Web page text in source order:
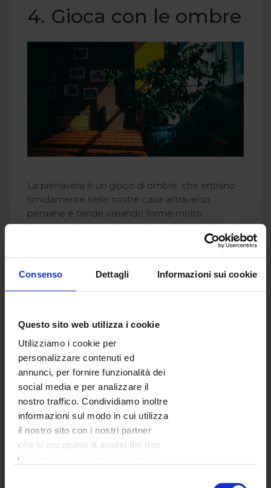
Consenso Dettagli Informazioni sui cookie
Questo sito web utilizza i cookie
Utilizziamo i cookie per
personalizzare contenuti ed
annunci, per fornire funzionalità dei
social media e per analizzare il
nostro traffico. Condividiamo inoltre
informazioni sul modo in cui utilizza
il nostro sito con i nostri partner
che si occupano di analisi dei dati
web, pubblicità e social media, i
4. Gioca con le ombre
La primavera è un gioco di ombre, che entrano
timidamente nelle nostre case attraverso
persiane e tende creando forme molto
interessanti su pareti e pavimenti. Utilizzale nella
tua fotografia: tutto ciò di cui hai bisogno è un
soddisfazione è garantita. ;)